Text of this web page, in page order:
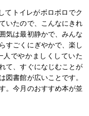
てトイレがボロボロでク
いたので、こんなにきれ
気は最初静かで、みんな
すごくにぎやかで、楽し
人でやかましくしていた
て、すぐになじむことが
図書館が広いことです。
。今月のおすすめ本が並